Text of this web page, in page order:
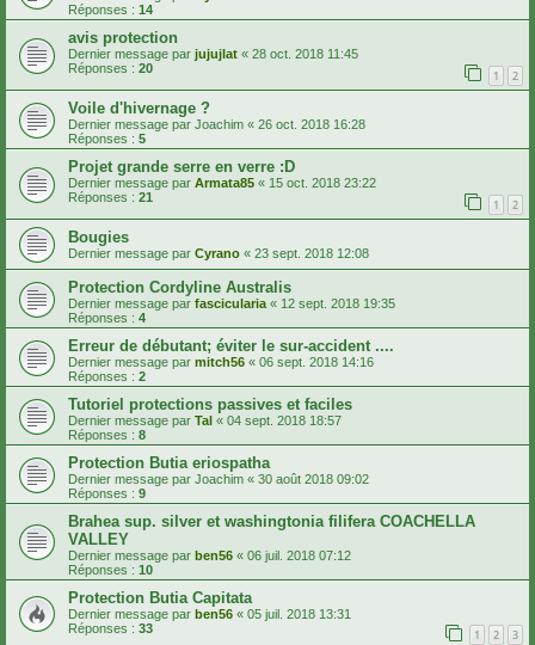
Réponses : 14
avis protection
Dernier message par jujujlat « 28 oct. 2018 11:45
Réponses : 20 1 2
Voile d'hivernage ?
Dernier message par Joachim « 26 oct. 2018 16:28
Réponses : 5
Projet grande serre en verre :D
Dernier message par Armata85 « 15 oct. 2018 23:22
Réponses : 21 1 2
Bougies
Dernier message par Cyrano « 23 sept. 2018 12:08
Protection Cordyline Australis
Dernier message par fascicularia « 12 sept. 2018 19:35
Réponses : 4
Erreur de débutant; éviter le sur-accident ....
Dernier message par mitch56 « 06 sept. 2018 14:16
Réponses : 2
Tutoriel protections passives et faciles
Dernier message par Tal « 04 sept. 2018 18:57
Réponses : 8
Protection Butia eriospatha
Dernier message par Joachim « 30 août 2018 09:02
Réponses : 9
Brahea sup. silver et washingtonia filifera COACHELLA
VALLEY
Dernier message par ben56 « 06 juil. 2018 07:12
Réponses : 10
Protection Butia Capitata
Dernier message par ben56 « 05 juil. 2018 13:31
Réponses : 33 1 2 3